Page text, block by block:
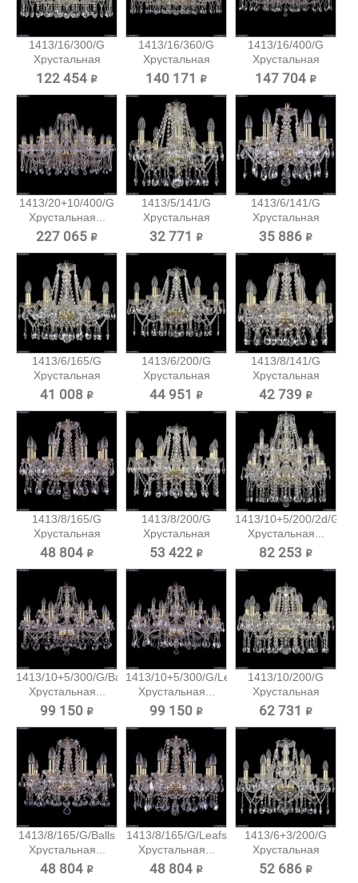
1413/16/300/G
Хрустальная
подвесная...
122 454 ₽
1413/16/360/G
Хрустальная
подвесная...
140 171 ₽
1413/16/400/G
Хрустальная
подвесная...
147 704 ₽
1413/20+10/400/G
Хрустальная...
227 065 ₽
1413/5/141/G
Хрустальная
подвесная...
32 771 ₽
1413/6/141/G
Хрустальная
подвесная...
35 886 ₽
1413/6/165/G
Хрустальная
подвесная...
41 008 ₽
1413/6/200/G
Хрустальная
подвесная...
44 951 ₽
1413/8/141/G
Хрустальная
подвесная...
42 739 ₽
1413/8/165/G
Хрустальная
подвесная...
48 804 ₽
1413/8/200/G
Хрустальная
подвесная...
53 422 ₽
1413/10+5/200/2d/G
Хрустальная...
82 253 ₽
1413/10+5/300/G/Balls
Хрустальная...
99 150 ₽
1413/10+5/300/G/Leafs
Хрустальная...
99 150 ₽
1413/10/200/G
Хрустальная
подвесная...
62 731 ₽
1413/8/165/G/Balls
Хрустальная...
48 804 ₽
1413/8/165/G/Leafs
Хрустальная...
48 804 ₽
1413/6+3/200/G
Хрустальная
подвесная...
52 686 ₽